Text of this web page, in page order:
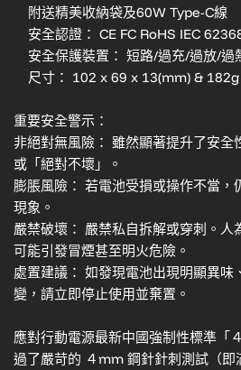
附送精美收納袋及60W Type-C線
安全認證： CE FC RoHS IEC
安全保護裝置： 短路/過充/過放/過
尺寸： 102 x 69 x 13(mm) & 182g
重要安全警示：
非絕對無風險： 雖然顯著提升了安全
或「絕對不壞」。
膨脹風險： 若電池受損或操作不當，
現象。
嚴禁破壞： 嚴禁私自拆解或穿刺。人
可能引發冒煙甚至明火危險。
處置建議： 如發現電池出現明顯異味
變，請立即停止使用並棄置。
應對行動電源最新中國強制性標準「
過了嚴苛的 ４mm 鋼針針刺測試（即